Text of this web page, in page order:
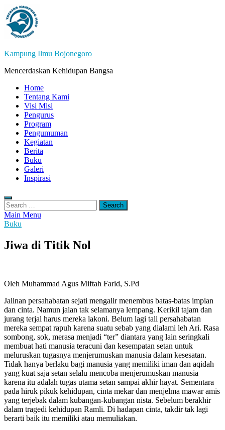
Skip
to
content
Kampung Ilmu Bojonegoro
Mencerdaskan Kehidupan Bangsa
Home
Tentang Kami
Visi Misi
Pengurus
Program
Pengumuman
Kegiatan
Berita
Buku
Galeri
Inspirasi
Search
for:
Main Menu
Buku
Jiwa di Titik Nol
Oleh Muhammad Agus Miftah Farid, S.Pd
Jalinan persahabatan sejati mengalir menembus batas-batas impian
dan cinta. Namun jalan tak selamanya lempang. Kerikil tajam dan
jurang terjal harus mereka lakoni. Belum lagi tali persahabatan
mereka sempat rapuh karena suatu sebab yang dialami leh Ari. Rasa
sombong, sok, merasa menjadi “ter” diantara yang lain seringkali
membuat hati manusia teracuni dan kesempatan setan untuk
meluruskan tugasnya menjerumuskan manusia dalam kesesatan.
Tidak hanya berlaku bagi manusia yang memiliki iman dan aqidah
yang kuat saja setan selalu mencoba menjerumuskan manusia
karena itu adalah tugas utama setan sampai akhir hayat. Sementara
pada hiruk pikuk kehidupan, cinta mekar dan menjelma mawar amis
yang terjebak dalam kubangan-kubangan nista. Sebelum berakhir
dalam tragedi kehidupan Ramli. Di hadapan cinta, takdir tak lagi
berarti baik itu memiliki atau memuliakan.